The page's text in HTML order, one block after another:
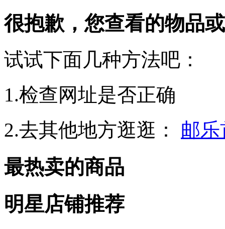
很抱歉，您查看的物品
试试下面几种方法吧：
1.检查网址是否正确
2.去其他地方逛逛：
邮
最热卖的商品
明星店铺推荐